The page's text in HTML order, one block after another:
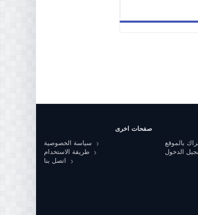
بالموقع
الدخول
صفحات اخرى
سياسة الخصوصية
طريقة الاستخدام
اتصل بنا